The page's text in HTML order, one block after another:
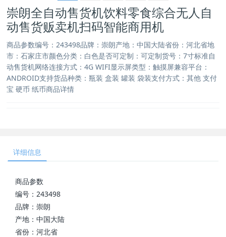
崇朗全自动售货机饮料零食综合无人自
动售货贩卖机扫码智能商用机
商品参数编号：243498品牌：崇朗产地：中国大陆省份：河北省地
市：石家庄市颜色分类：白色是否可定制：可定制货号：7寸标准自
动售货机网络连接方式：4G WIFI显示屏类型：触摸屏兼容平台：
ANDROID支持货品种类：瓶装 盒装 罐装 袋装支付方式：其他 支付
宝 硬币 纸币商品详情
详细信息
商品参数
编号：243498
品牌：崇朗
产地：中国大陆
省份：河北省